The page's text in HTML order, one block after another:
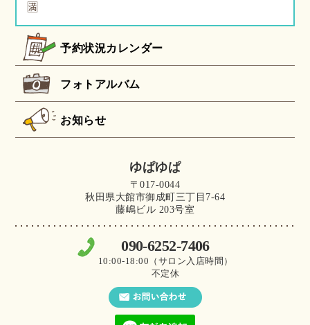
🈵
予約状況カレンダー
フォトアルバム
お知らせ
ゆぱゆぱ
〒017-0044
秋田県大館市御成町三丁目7-64
藤嶋ビル 203号室
090-6252-7406
10:00-18:00（サロン入店時間）
不定休